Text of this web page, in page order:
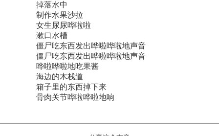
掉落水中
制作水果沙拉
女生尿尿哗啦啦
漱口水槽
僵尸吃东西发出哗啦哗啦地声音
僵尸吃东西发出哗啦哗啦地声音
哗啦哗啦地吃果酱
海边的木栈道
箱子里的东西掉下来
骨肉关节哗啦哗啦地响